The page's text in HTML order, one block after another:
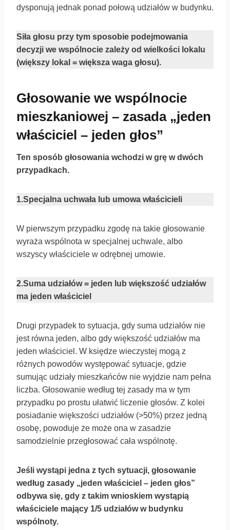
dysponują jednak ponad połową udziałów w budynku.
Siła głosu przy tym sposobie podejmowania
decyzji we wspólnocie zależy od wielkości lokalu
(większy lokal = większa waga głosu).
Głosowanie we wspólnocie
mieszkaniowej – zasada „jeden
właściciel – jeden głos”
Ten sposób głosowania wchodzi w grę w dwóch
przypadkach.
1.Specjalna uchwała lub umowa właścicieli
W pierwszym przypadku zgodę na takie głosowanie
wyraża wspólnota w specjalnej uchwale, albo
wszyscy właściciele w odrębnej umowie.
2.Suma udziałów = jeden lub większość udziałów
ma jeden właściciel
Drugi przypadek to sytuacja, gdy suma udziałów nie
jest równa jeden, albo gdy większość udziałów ma
jeden właściciel. W księdze wieczystej mogą z
różnych powodów występować sytuacje, gdzie
sumując udziały mieszkańców nie wyjdzie nam pełna
liczba. Głosowanie według tej zasady ma w tym
przypadku po prostu ułatwić liczenie głosów. Z kolei
posiadanie większości udziałów (>50%) przez jedną
osobę, powoduje że może ona w zasadzie
samodzielnie przegłosować cała wspólnotę.
Jeśli wystąpi jedna z tych sytuacji, głosowanie
według zasady „jeden właściciel – jeden głos”
odbywa się, gdy z takim wnioskiem wystąpią
właściciele mający 1/5 udziałów w budynku
wspólnoty.